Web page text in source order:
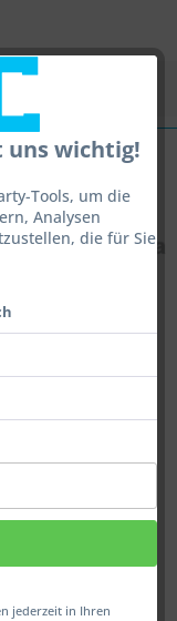
uns wichtig!
Tools, um die
Analysen
die für Sie
jederzeit in Ihren